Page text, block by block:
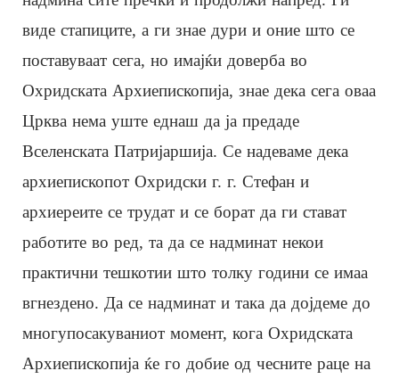
виде стапиците, а ги знае дури и оние што се
поставуваат сега, но имајќи доверба во
Охридската Архиепископија, знае дека сега оваа
Црква нема уште еднаш да ја предаде
Вселенската Патријаршија. Се надеваме дека
архиепископот Охридски г. г. Стефан и
архиереите се трудат и се борат да ги стават
работите во ред, та да се надминат некои
практични тешкотии што толку години се имаа
вгнездено. Да се надминат и така да дојдеме до
многупосакуваниот момент, кога Охридската
Архиепископија ќе го добие од чесните раце на